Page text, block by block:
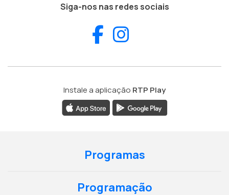
Siga-nos nas redes sociais
Facebook
Instale a aplicação RTP Play
Programas
Programação